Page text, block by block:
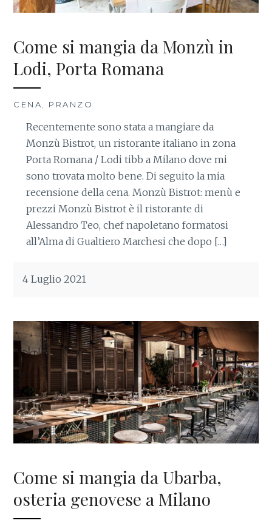
Come si mangia da Monzù in
Lodi, Porta Romana
CENA PRANZO
Recentemente sono stata a mangiare da
Monzù Bistrot, un ristorante italiano in zona
Porta Romana / Lodi tibb a Milano dove mi
sono trovata molto bene. Di seguito la mia
recensione della cena. Monzù Bistrot: menù e
prezzi Monzù Bistrot è il ristorante di
Alessandro Teo, chef napoletano formatosi
all’Alma di Gualtiero Marchesi che dopo […]
4 Luglio 2021
Come si mangia da Ubarba,
osteria genovese a Milano